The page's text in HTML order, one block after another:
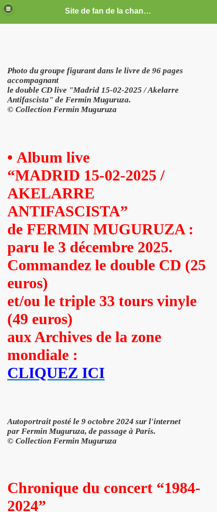
Site de fan de la chanteuse Marie France
Photo du groupe figurant dans le livre de 96 pages
accompagnant
le double CD live "Madrid 15-02-2025 / Akelarre
Antifascista" de Fermin Muguruza.
© Collection Fermin Muguruza
• Album live
“MADRID 15-02-2025 /
AKELARRE
ANTIFASCISTA”
de FERMIN MUGURUZA :
paru le 3 décembre 2025.
Commandez le double CD (25
euros)
et/ou le triple 33 tours vinyle
(49 euros)
aux Archives de la zone
mondiale :
CLIQUEZ ICI
Autoportrait posté le 9 octobre 2024 sur l'internet
par Fermin Muguruza, de passage à Paris.
© Collection Fermin Muguruza
Chronique du concert “1984-
2024”
2019 a decembre 2026.
2017 a decembre 2019.
2016 a decembre 2016.
2015 a decembre 2015.
a juin 2015.
2014 a decembre 2014.
2014 a juin 2014.
2013 a decembre 2013.
2012 a juin 2013.
2011 a juin 2012.
2011 a juin 2011.
2010 a decembre 2010.
2010 a juin 2010.
2009 a decembre 2009.
2008 a decembre 2008.
1977 a 1983.
(et courrier des lecteurs de "JUKE
MARIE FRANCE parus entre 2006 et 2012.